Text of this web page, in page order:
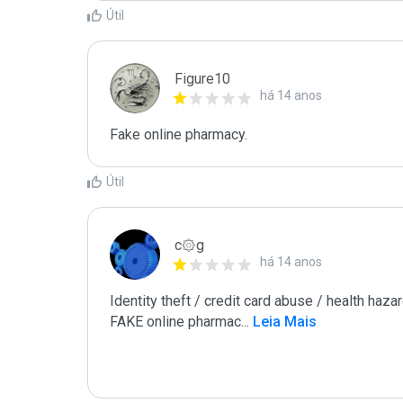
Útil
Figure10
há 14 anos
Fake online pharmacy.
Útil
c۞g
há 14 anos
Identity theft / credit card abuse / health
FAKE online pharmac... Leia Mais